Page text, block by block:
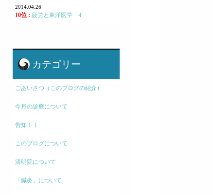
2014.04.26
10位 : 疲労と東洋医学 4
カテゴリー
ごあいさつ（このブログの紹介）
今月の診療について
告知！！
このブログについて
清明院について
「鍼灸」について